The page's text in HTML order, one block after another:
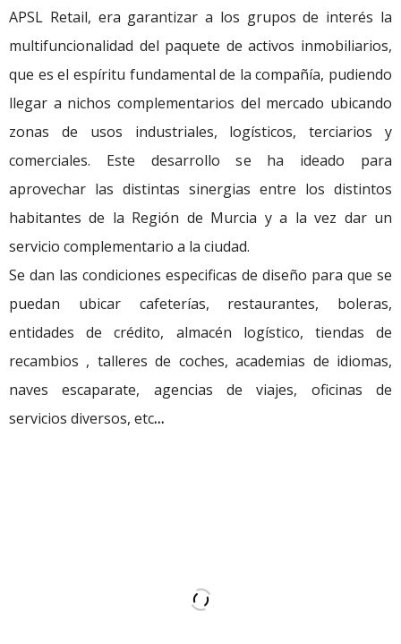
APSL Retail, era garantizar a los grupos de interés la
multifuncionalidad del paquete de activos inmobiliarios,
que es el espíritu fundamental de la compañía, pudiendo
llegar a nichos complementarios del mercado ubicando
zonas de usos industriales, logísticos, terciarios y
comerciales. Este desarrollo se ha ideado para
aprovechar las distintas sinergias entre los distintos
habitantes de la Región de Murcia y a la vez dar un
servicio complementario a la ciudad.
Se dan las condiciones especificas de diseño para que se
puedan ubicar cafeterías, restaurantes, boleras,
entidades de crédito, almacén logístico, tiendas de
recambios , talleres de coches, academias de idiomas,
naves escaparate, agencias de viajes, oficinas de
servicios diversos, etc…